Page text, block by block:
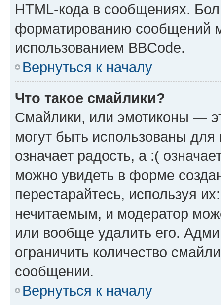
HTML-кода в сообщениях.
форматированию сообщений
использованием BBCode.
Вернуться к началу
Что такое смайлики?
Смайлики, или эмотиконы —
могут быть использованы
означает радость, а :(
можно увидеть в форме
перестарайтесь, используя
нечитаемым, и модератор
или вообще удалить его.
ограничить количество
сообщении.
Вернуться к началу